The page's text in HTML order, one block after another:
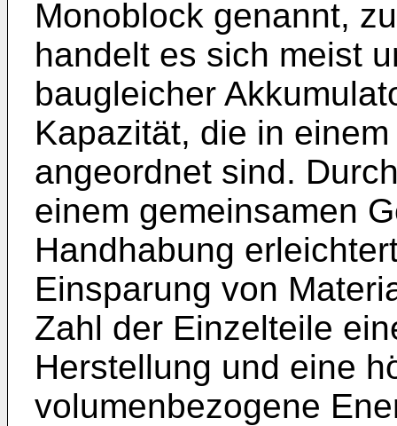
Monoblock genannt,
handelt es sich meist
baugleicher
Kapazität, die in
angeordnet sind.
einem gemeinsamen
Handhabung
Einsparung von
Zahl der Einzelteile
Herstellung und eine
volumenbezogene